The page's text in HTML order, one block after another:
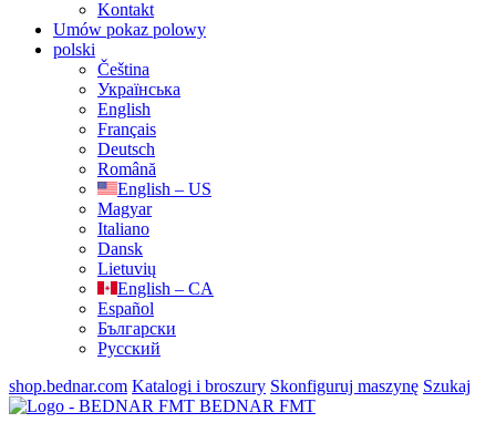
Kontakt
Umów pokaz polowy
polski
Čeština
Українська
English
Français
Deutsch
Română
English – US
Magyar
Italiano
Dansk
Lietuvių
English – CA
Español
Български
Русский
shop.bednar.com Katalogi i broszury Skonfiguruj maszynę Szukaj
BEDNAR FMT